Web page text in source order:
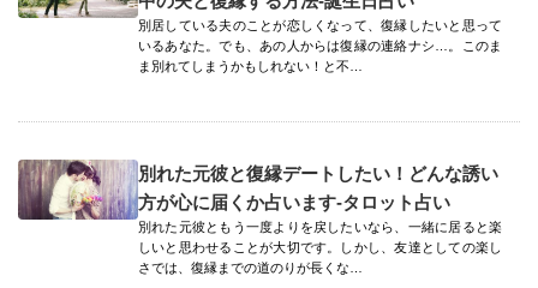
別居している夫のことが恋しくなって、復縁したいと思って
いるあなた。でも、あの人からは復縁の連絡ナシ…。このま
ま別れてしまうかもしれない！と不…
別れた元彼と復縁デートしたい！どんな誘い
方が心に届くか占います-タロット占い
別れた元彼ともう一度よりを戻したいなら、一緒に居ると楽
しいと思わせることが大切です。しかし、友達としての楽し
さでは、復縁までの道のりが長くな…